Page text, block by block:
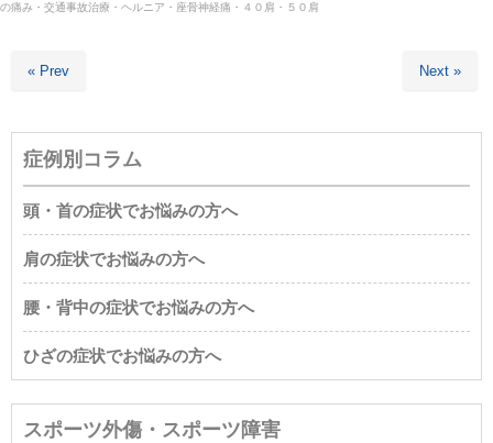
の痛み・交通事故治療・ヘルニア・座骨神経痛・４０肩・５０肩
« Prev Next »
症例別コラム
頭・首の症状でお悩みの方へ
肩の症状でお悩みの方へ
腰・背中の症状でお悩みの方へ
ひざの症状でお悩みの方へ
スポーツ外傷・スポーツ障害